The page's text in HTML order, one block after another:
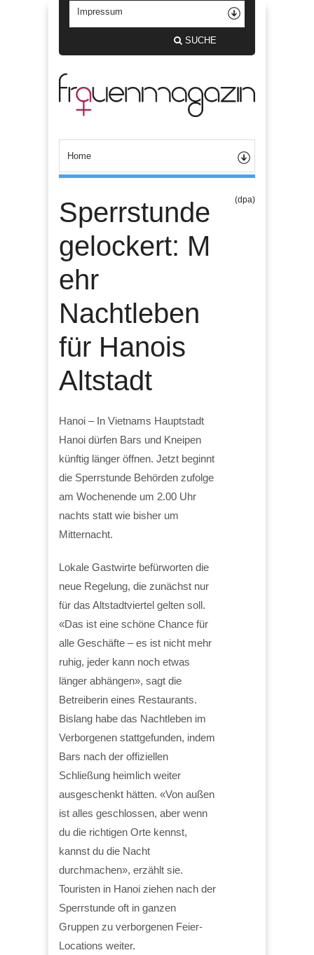
SUCHE
Sperrstunde
gelockert: M
ehr
Nachtleben
für Hanois
Altstadt
(dpa)
Hanoi – In Vietnams Hauptstadt
Hanoi dürfen Bars und Kneipen
künftig länger öffnen. Jetzt beginnt
die Sperrstunde Behörden zufolge
am Wochenende um 2.00 Uhr
nachts statt wie bisher um
Mitternacht.
Lokale Gastwirte befürworten die
neue Regelung, die zunächst nur
für das Altstadtviertel gelten soll.
«Das ist eine schöne Chance für
alle Geschäfte – es ist nicht mehr
ruhig, jeder kann noch etwas
länger abhängen», sagt die
Betreiberin eines Restaurants.
Bislang habe das Nachtleben im
Verborgenen stattgefunden, indem
Bars nach der offiziellen
Schließung heimlich weiter
ausgeschenkt hätten. «Von außen
ist alles geschlossen, aber wenn
du die richtigen Orte kennst,
kannst du die Nacht
durchmachen», erzählt sie.
Touristen in Hanoi ziehen nach der
Sperrstunde oft in ganzen
Gruppen zu verborgenen Feier-
Locations weiter.